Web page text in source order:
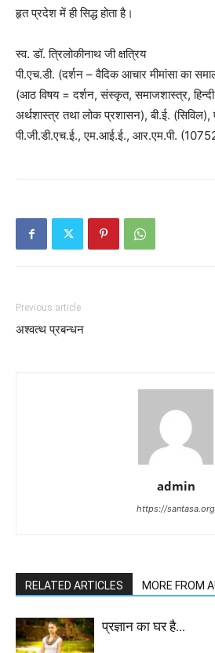
हृत प्रदेश में ही सिद्ध होता है।
स्व. डॉ. त्रिलोकीनाथ जी क्षत्रिय
पी.एच.डी. (दर्शन – वैदिक आचार मीमांसा का
(आठ विषय = दर्शन, संस्कृत, समाजशास्त्र, हिन्दी,
अर्थशास्त्र तथा लोक प्रशासन), बी.ई. (सिविल),
पी.जी.डी.एच.ई., एम.आई.ई., आर.एम.पी.
Previous article
अश्वत्थ प्रबन्धन
admin
https://santasa.org
RELATED ARTICLES MORE FROM
प्रज्ञान का घर है…